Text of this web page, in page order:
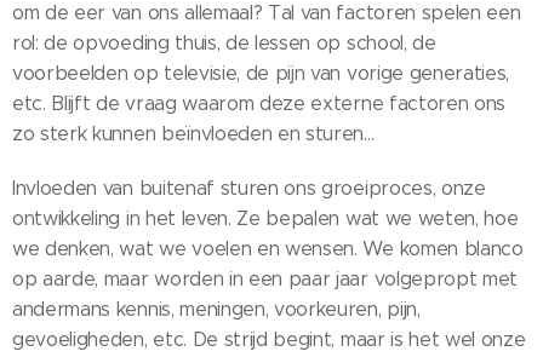
om de eer van ons allemaal? Tal van factoren spelen een
rol: de opvoeding thuis, de lessen op school, de
voorbeelden op televisie, de pijn van vorige generaties,
etc. Blijft de vraag waarom deze externe factoren ons
zo sterk kunnen beïnvloeden en sturen...
Invloeden van buitenaf sturen ons groeiproces, onze
ontwikkeling in het leven. Ze bepalen wat we weten, hoe
we denken, wat we voelen en wensen. We komen blanco
op aarde, maar worden in een paar jaar volgepropt met
andermans kennis, meningen, voorkeuren, pijn,
gevoeligheden, etc. De strijd begint, maar is het wel onze